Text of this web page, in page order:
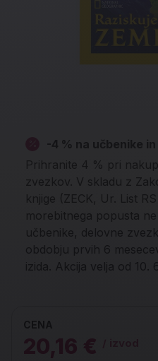
-4 % na učbenike
Prihranite 4 % pri
zvezkov. V skladu z
knjige (ZECK, Ur. List
morebitnega popusta
učbenike, delovne
obdobju prvih 6
izida. Akcija velja od 10.
CENA
20,16 €